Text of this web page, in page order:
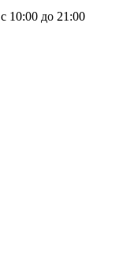
10:00 до 21:00